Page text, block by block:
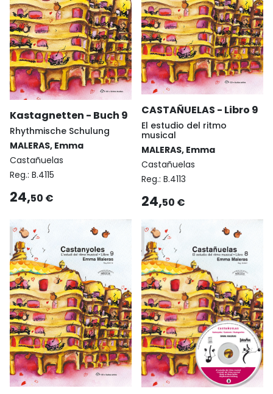
Kastagnetten - Buch 9
Rhythmische Schulung
MALERAS, Emma
Castañuelas
Reg.: B.4115
24,50 €
CASTAÑUELAS - Libro 9
El estudio del ritmo
musical
MALERAS, Emma
Castañuelas
Reg.: B.4113
24,50 €